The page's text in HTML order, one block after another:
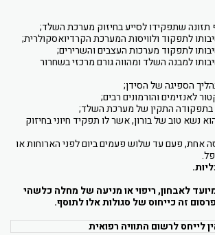
שתפקידו לסייע בחיזוק מערכת השלד;
לתפקוד ולוויסות המערכת הקרדיואסקולרית;
לתפקוד מערכות העצבים והשרירים;
למבנה השלד ומהווה גורם מרכזי בשחרור
הספיגה של הסידן;
לאנזימים והורמונים רבים;
בתפקודה התקין של מערכת השלד;
נשא טוב של בורון, אשר לו תפקיד חיוני בחיזוק
אחת, פעם עד שלוש פעמים ביום לפני הארוחות או
לאבחון, ריפוי או מניעה של מחלה כלשהי
זה כייחוס של סגולות אלו לתוסף.
לייחס לרשום התוויה רפואית